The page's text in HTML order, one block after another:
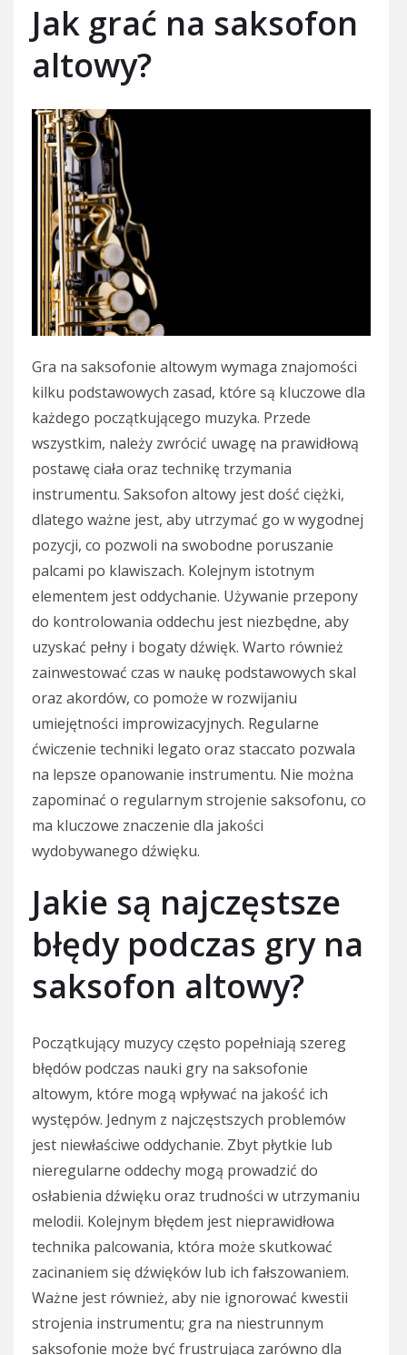
Jak grać na saksofon
altowy?
Gra na saksofonie altowym wymaga znajomości
kilku podstawowych zasad, które są kluczowe dla
każdego początkującego muzyka. Przede
wszystkim, należy zwrócić uwagę na prawidłową
postawę ciała oraz technikę trzymania
instrumentu. Saksofon altowy jest dość ciężki,
dlatego ważne jest, aby utrzymać go w wygodnej
pozycji, co pozwoli na swobodne poruszanie
palcami po klawiszach. Kolejnym istotnym
elementem jest oddychanie. Używanie przepony
do kontrolowania oddechu jest niezbędne, aby
uzyskać pełny i bogaty dźwięk. Warto również
zainwestować czas w naukę podstawowych skal
oraz akordów, co pomoże w rozwijaniu
umiejętności improwizacyjnych. Regularne
ćwiczenie techniki legato oraz staccato pozwala
na lepsze opanowanie instrumentu. Nie można
zapominać o regularnym strojenie saksofonu, co
ma kluczowe znaczenie dla jakości
wydobywanego dźwięku.
Jakie są najczęstsze
błędy podczas gry na
saksofon altowy?
Początkujący muzycy często popełniają szereg
błędów podczas nauki gry na saksofonie
altowym, które mogą wpływać na jakość ich
występów. Jednym z najczęstszych problemów
jest niewłaściwe oddychanie. Zbyt płytkie lub
nieregularne oddechy mogą prowadzić do
osłabienia dźwięku oraz trudności w utrzymaniu
melodii. Kolejnym błędem jest nieprawidłowa
technika palcowania, która może skutkować
zacinaniem się dźwięków lub ich fałszowaniem.
Ważne jest również, aby nie ignorować kwestii
strojenia instrumentu; gra na niestrunnym
saksofonie może być frustrująca zarówno dla